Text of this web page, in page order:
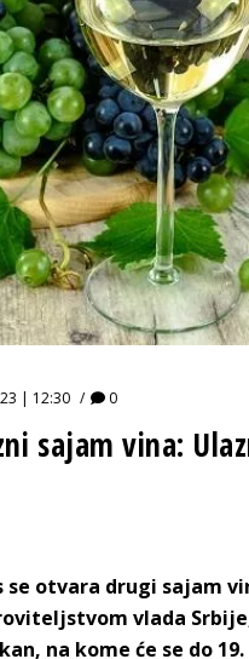
BIZLIFE WEEK
IZJAVA GODINE
| 12:30 0
sajam vina:
se otvara drugi sajam
vlada
na kome će se do